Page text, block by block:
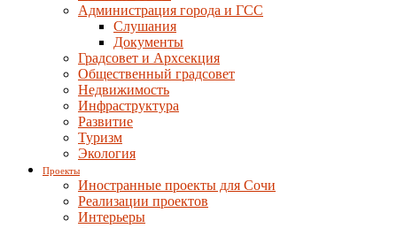
Администрация города и ГСС
Слушания
Документы
Градсовет и Архсекция
Общественный градсовет
Недвижимость
Инфраструктура
Развитие
Туризм
Экология
Проекты
Иностранные проекты для Сочи
Реализации проектов
Интерьеры